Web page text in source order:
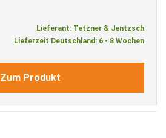
Lieferant: Tetzner & Jentzsch
Lieferzeit Deutschland: 6 - 8 Wochen
Zum Produkt